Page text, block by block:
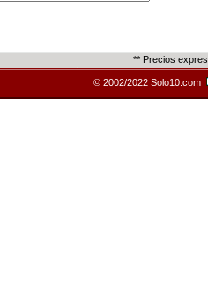
** Precios
© 2002/2022 Solo10.com